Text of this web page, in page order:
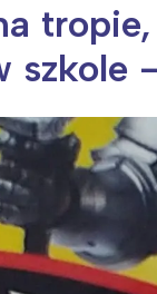
ptaków na płocie
szkole